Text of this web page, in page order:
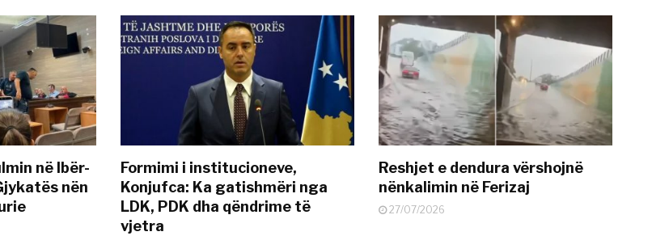
në Ibër-
nën
Formimi i institucioneve,
Konjufca: Ka gatishmëri nga
LDK, PDK dha qëndrime të
vjetra
Reshjet e dendura vërshojnë
nënkalimin në Ferizaj
27/07/2026